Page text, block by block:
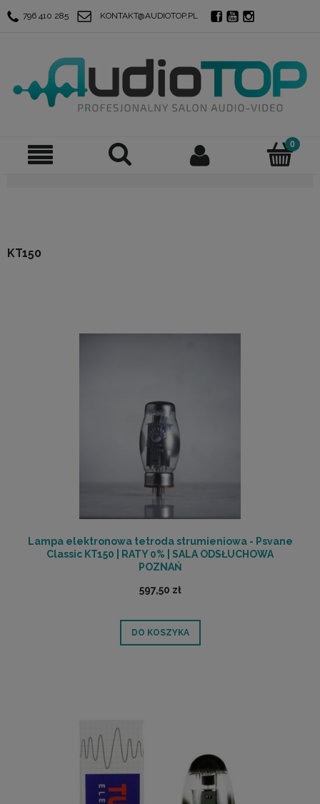
796 410 285 KONTAKT@AUDIOTOP.PL
KT150
Lampa elektronowa tetroda strumieniowa - Psvane
Classic KT150 | RATY 0% | SALA ODSŁUCHOWA
POZNAŃ
597,50 zł
DO KOSZYKA